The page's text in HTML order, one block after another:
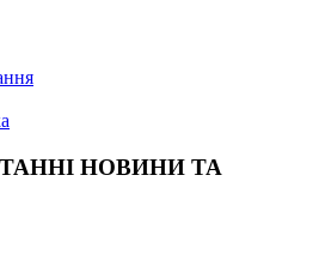
НОВИНИ ТА